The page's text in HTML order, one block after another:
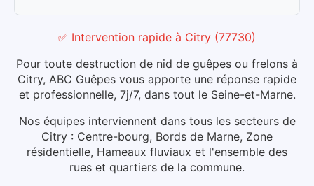
✅ Intervention rapide à Citry (77730)
Pour toute destruction de nid de guêpes ou frelons à
Citry, ABC Guêpes vous apporte une réponse rapide
et professionnelle, 7j/7, dans tout le Seine-et-Marne.
Nos équipes interviennent dans tous les secteurs de
Citry : Centre-bourg, Bords de Marne, Zone
résidentielle, Hameaux fluviaux et l'ensemble des
rues et quartiers de la commune.